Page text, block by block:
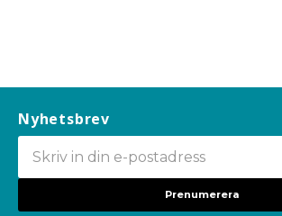
Nyhetsbrev
Prenumerera